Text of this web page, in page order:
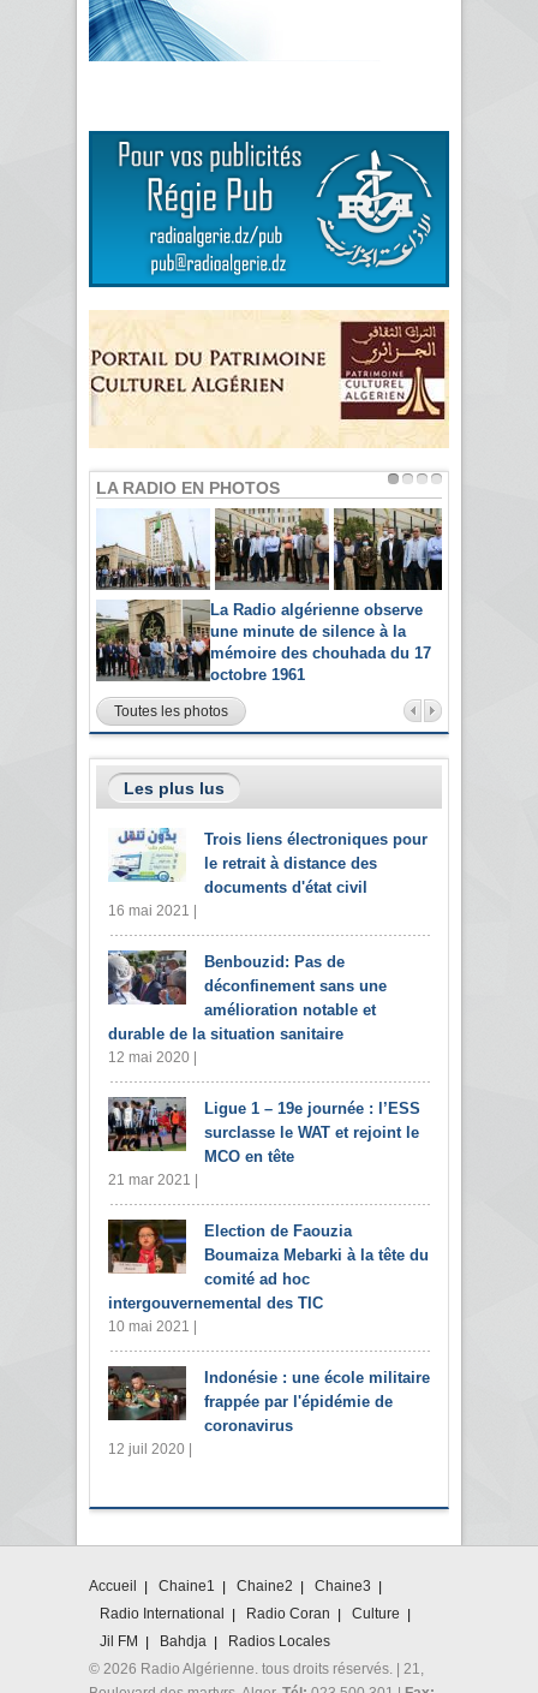
LA RADIO EN PHOTOS
La Radio algérienne observe
une minute de silence à la
mémoire des chouhada du 17
octobre 1961
Toutes les photos
Les plus lus
Trois liens électroniques pour
le retrait à distance des
documents d'état civil
16 mai 2021 |
Benbouzid: Pas de
déconfinement sans une
amélioration notable et
durable de la situation sanitaire
12 mai 2020 |
Ligue 1 – 19e journée : l’ESS
surclasse le WAT et rejoint le
MCO en tête
21 mar 2021 |
Election de Faouzia
Boumaiza Mebarki à la tête du
comité ad hoc
intergouvernemental des TIC
10 mai 2021 |
Indonésie : une école militaire
frappée par l'épidémie de
coronavirus
12 juil 2020 |
Accueil Chaine1 Chaine2
Chaine3
Radio International
Radio Coran
Culture
Jil FM
Bahdja
Radios Locales
© 2026 Radio Algérienne. tous droits réservés. | 21,